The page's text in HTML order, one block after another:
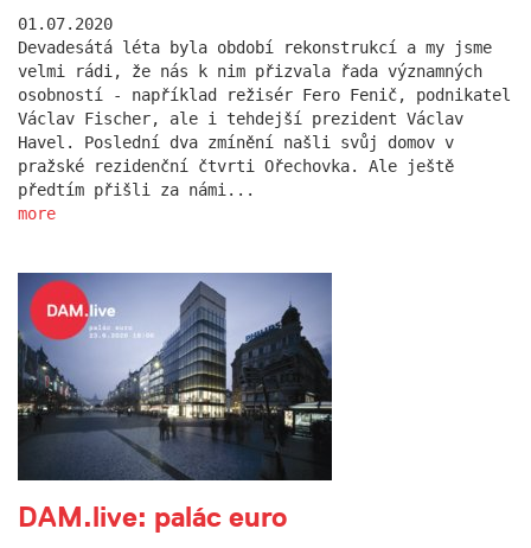
01.07.2020
Devadesátá léta byla období rekonstrukcí a my jsme
velmi rádi, že nás k nim přizvala řada významných
osobností - například režisér Fero Fenič, podnikatel
Václav Fischer, ale i tehdejší prezident Václav
Havel. Poslední dva zmínění našli svůj domov v
pražské rezidenční čtvrti Ořechovka. Ale ještě
předtím přišli za námi...
more
DAM.live: palác euro